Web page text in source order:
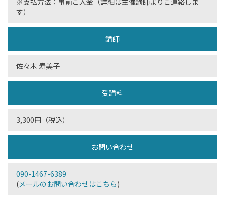
す）
講師
佐々木 寿美子
受講料
3,300円（税込）
お問い合わせ
090-1467-6389
(メールのお問い合わせはこちら)